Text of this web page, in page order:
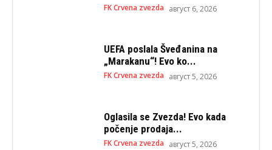
FK Crvena zvezda август 6, 2026
UEFA poslala Šveđanina na
„Marakanu“! Evo ko...
FK Crvena zvezda август 5, 2026
Oglasila se Zvezda! Evo kada
počenje prodaja...
FK Crvena zvezda август 5, 2026